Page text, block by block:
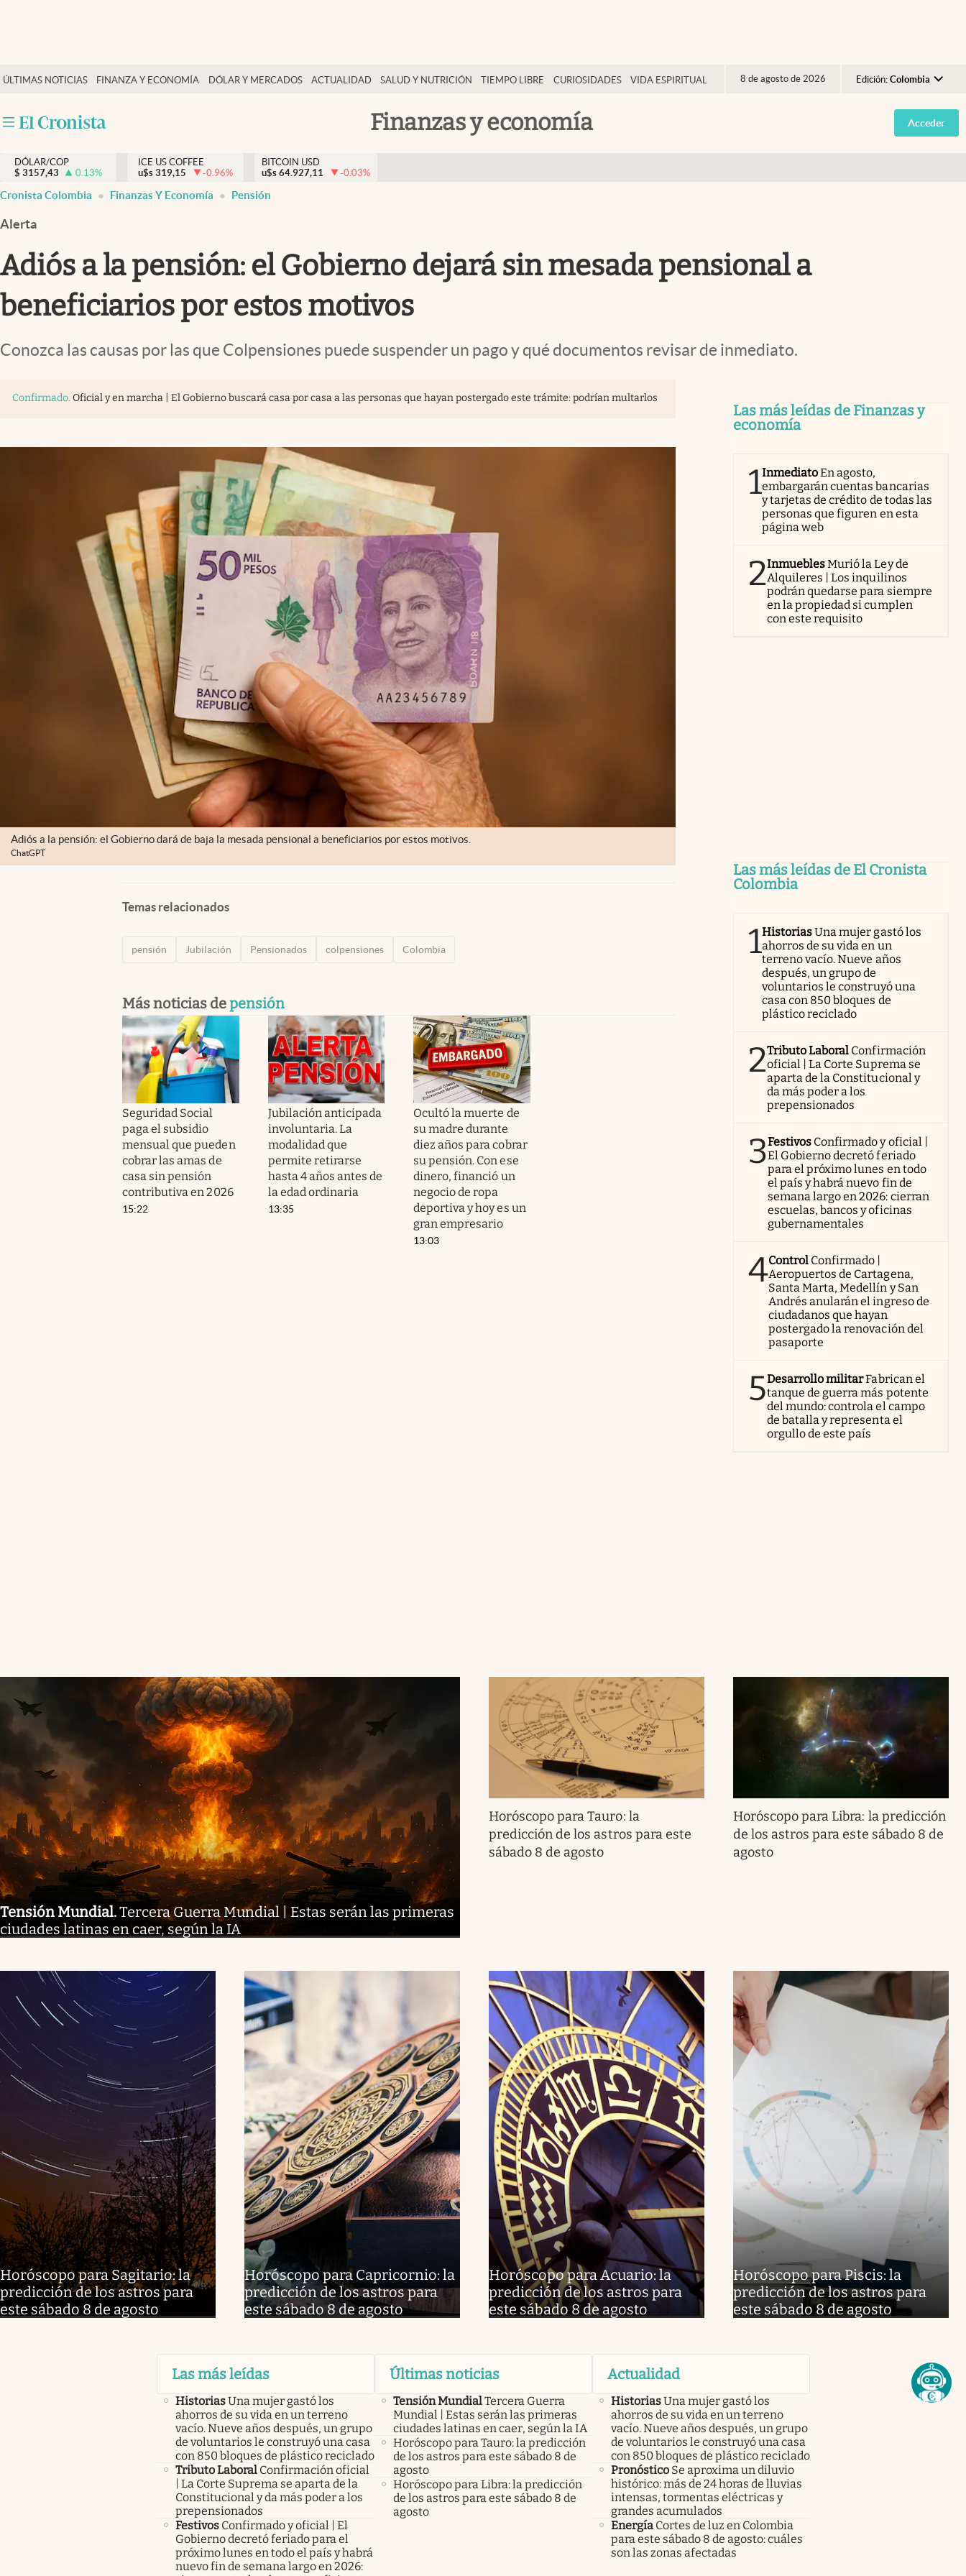
ÚLTIMAS NOTICIAS FINANZA Y ECONOMÍA DÓLAR Y MERCADOS ACTUALIDAD SALUD Y NUTRICIÓN TIEMPO LIBRE CURIOSIDADES VIDA ESPIRITUAL 8 de agosto de 2026 Edición: Colombia
Argentina
España
Finanzas y economía
Salud y nutrición
Tiempo libre
Dólar y mercados
Curiosidades
Acceder
DÓLAR/COP
$ 3157,43 0.13%
ICE US COFFEE
u$s 319,15 -0.96%
BITCOIN USD
u$s 64.927,11 -0.03%
Cronista Colombia Finanzas Y Economía Pensión
Alerta
Adiós a la pensión: el Gobierno dejará sin mesada pensional a
beneficiarios por estos motivos
Conozca las causas por las que Colpensiones puede suspender un pago y qué documentos revisar de inmediato.
Confirmado. Oficial y en marcha | El Gobierno buscará casa por casa a las personas que hayan postergado este trámite: podrían multarlos
Adiós a la pensión: el Gobierno dará de baja la mesada pensional a beneficiarios por estos motivos.
ChatGPT
Temas relacionados
pensión Jubilación Pensionados colpensiones Colombia
Más noticias depensión
Seguridad Social
paga el subsidio
mensual que pueden
cobrar las amas de
casa sin pensión
contributiva en 2026
15:22
Jubilación anticipada
involuntaria. La
modalidad que
permite retirarse
hasta 4 años antes de
la edad ordinaria
13:35
Ocultó la muerte de
su madre durante
diez años para cobrar
su pensión. Con ese
dinero, financió un
negocio de ropa
deportiva y hoy es un
gran empresario
13:03
Las más leídas de Finanzas y
economía
1InmediatoEn agosto,
embargarán cuentas bancarias
y tarjetas de crédito de todas las
personas que figuren en esta
página web
2InmueblesMurió la Ley de
Alquileres | Los inquilinos
podrán quedarse para siempre
en la propiedad si cumplen
con este requisito
Las más leídas de El Cronista
Colombia
1HistoriasUna mujer gastó los
ahorros de su vida en un
terreno vacío. Nueve años
después, un grupo de
voluntarios le construyó una
casa con 850 bloques de
plástico reciclado
2Tributo Laboral Confirmación
oficial | La Corte Suprema se
aparta de la Constitucional y
da más poder a los
prepensionados
3Festivos Confirmado y oficial |
El Gobierno decretó feriado
para el próximo lunes en todo
el país y habrá nuevo fin de
semana largo en 2026: cierran
escuelas, bancos y oficinas
gubernamentales
4Control Confirmado |
Aeropuertos de Cartagena,
Santa Marta, Medellín y San
Andrés anularán el ingreso de
ciudadanos que hayan
postergado la renovación del
pasaporte
5Desarrollo militarFabrican el
tanque de guerra más potente
del mundo: controla el campo
de batalla y representa el
orgullo de este país
Tensión Mundial.Tercera Guerra Mundial | Estas serán las primeras
ciudades latinas en caer, según la IA
Horóscopo para Tauro: la
predicción de los astros para este
sábado 8 de agosto
Horóscopo para Libra: la predicción
de los astros para este sábado 8 de
agosto
Horóscopo para Sagitario: la
predicción de los astros para
este sábado 8 de agosto
Horóscopo para Capricornio: la
predicción de los astros para
este sábado 8 de agosto
Horóscopo para Acuario: la
predicción de los astros para
este sábado 8 de agosto
Horóscopo para Piscis: la
predicción de los astros para
este sábado 8 de agosto
Las más leídas
HistoriasUna mujer gastó los
ahorros de su vida en un terreno
vacío. Nueve años después, un grupo
de voluntarios le construyó una casa
con 850 bloques de plástico reciclado
Tributo Laboral Confirmación oficial
| La Corte Suprema se aparta de la
Constitucional y da más poder a los
prepensionados
Festivos Confirmado y oficial | El
Gobierno decretó feriado para el
próximo lunes en todo el país y habrá
nuevo fin de semana largo en 2026:
Últimas noticias
Tensión MundialTercera Guerra
Mundial | Estas serán las primeras
ciudades latinas en caer, según la IA
Horóscopo para Tauro: la predicción
de los astros para este sábado 8 de
agosto
Horóscopo para Libra: la predicción
de los astros para este sábado 8 de
agosto
Actualidad
HistoriasUna mujer gastó los
ahorros de su vida en un terreno
vacío. Nueve años después, un grupo
de voluntarios le construyó una casa
con 850 bloques de plástico reciclado
Pronóstico Se aproxima un diluvio
histórico: más de 24 horas de lluvias
intensas, tormentas eléctricas y
grandes acumulados
Energía Cortes de luz en Colombia
para este sábado 8 de agosto: cuáles
son las zonas afectadas